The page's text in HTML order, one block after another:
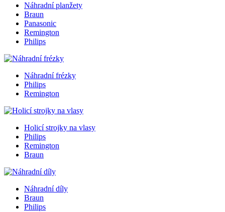
Náhradní planžety
Braun
Panasonic
Remington
Philips
Náhradní frézky
Philips
Remington
Holicí strojky na vlasy
Philips
Remington
Braun
Náhradní díly
Braun
Philips